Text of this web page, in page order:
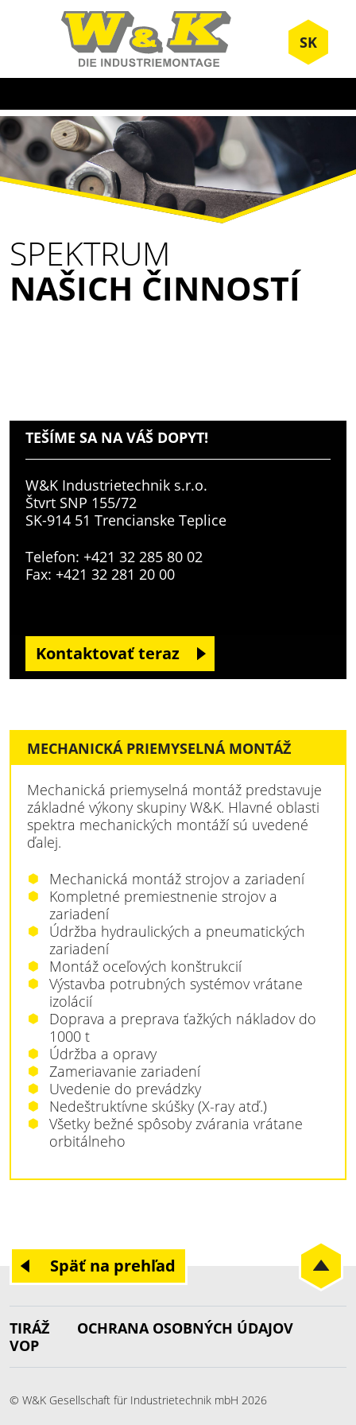
SK
SPEKTRUM
NAŠICH ČINNOSTÍ
MECHANICKÁ PRIEMYSELNÁ MONTÁŽ
Mechanická priemyselná montáž predstavuje
základné výkony skupiny W&K. Hlavné oblasti
spektra mechanických montáží sú uvedené
ďalej.
Mechanická montáž strojov a zariadení
Kompletné premiestnenie strojov a
zariadení
Údržba hydraulických a pneumatických
zariadení
Montáž oceľových konštrukcií
Výstavba potrubných systémov vrátane
izolácií
Doprava a preprava ťažkých nákladov do
1000 t
Údržba a opravy
Zameriavanie zariadení
Uvedenie do prevádzky
Nedeštruktívne skúšky (X-ray atď.)
Všetky bežné spôsoby zvárania vrátane
orbitálneho
TEŠÍME SA NA VÁŠ DOPYT!
W&K Industrietechnik s.r.o.
Štvrt SNP 155/72
SK-914 51 Trencianske Teplice
Telefon: +421 32 285 80 02
Fax: +421 32 281 20 00
Kontaktovať teraz
Späť na prehľad
TIRÁŽ
OCHRANA OSOBNÝCH ÚDAJOV
VOP
© W&K Gesellschaft für Industrietechnik mbH 2026